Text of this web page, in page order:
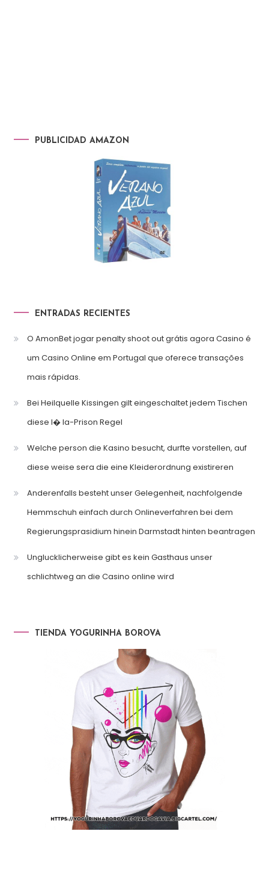
PUBLICIDAD AMAZON
ENTRADAS RECIENTES
O AmonBet jogar penalty shoot out grátis agora Casino é
um Casino Online em Portugal que oferece transações
mais rápidas.
Bei Heilquelle Kissingen gilt eingeschaltet jedem Tischen
diese I� la-Prison Regel
Welche person die Kasino besucht, durfte vorstellen, auf
diese weise sera die eine Kleiderordnung existireren
Anderenfalls besteht unser Gelegenheit, nachfolgende
Hemmschuh einfach durch Onlineverfahren bei dem
Regierungsprasidium hinein Darmstadt hinten beantragen
Unglucklicherweise gibt es kein Gasthaus unser
schlichtweg an die Casino online wird
TIENDA YOGURINHA BOROVA